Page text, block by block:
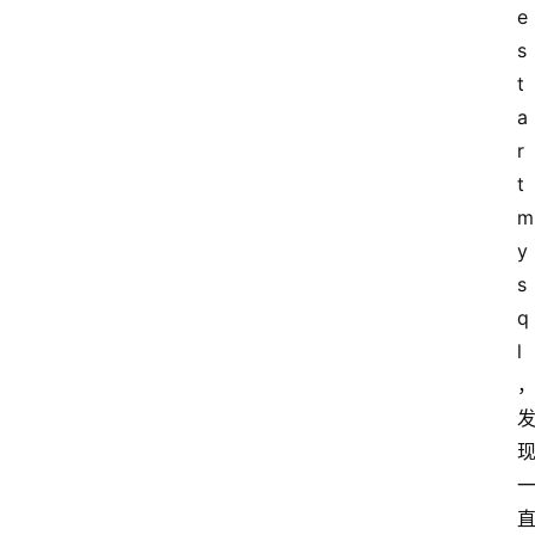
e
s
t
a
r
t
m
y
s
q
l
，
发
现
一
直